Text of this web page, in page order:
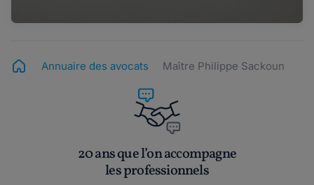
Annuaire des avocats Maître Philippe Sackoun
20 ans que l’on accompagne
les professionnels